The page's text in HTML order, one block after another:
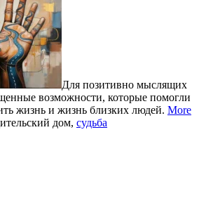
Для позитивно мыслящих
возможности, которые помогли
жизнь и жизнь близких людей. More
дом, судьба